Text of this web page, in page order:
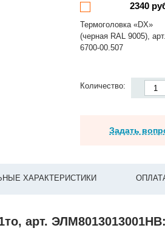
2340
Термоголовка «DX»
(черная RAL 9005), арт.
6700-00.507
Количество:
Задать
ХАРАКТЕРИСТИКИ
арт.